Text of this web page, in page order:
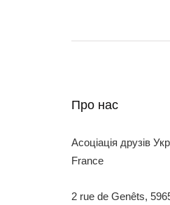
Про нас
Асоціація друзів
France
2 rue de Genêts,